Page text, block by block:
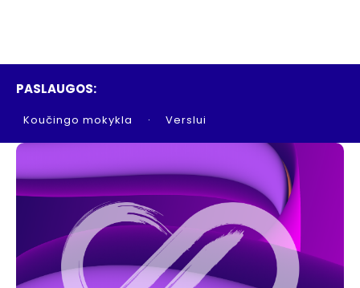
PASLAUGOS:
Koučingo mokykla Verslui